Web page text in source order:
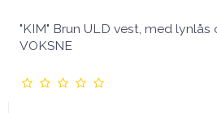
"KIM" Brun ULD vest, med
VOKSNE